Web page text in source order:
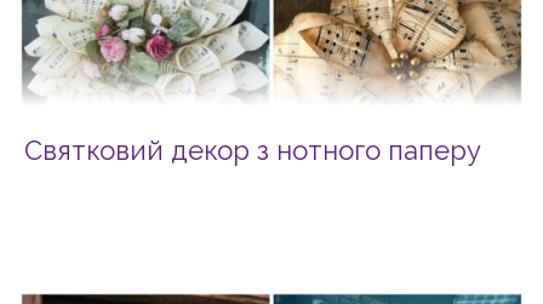
Святковий декор з нотного паперу